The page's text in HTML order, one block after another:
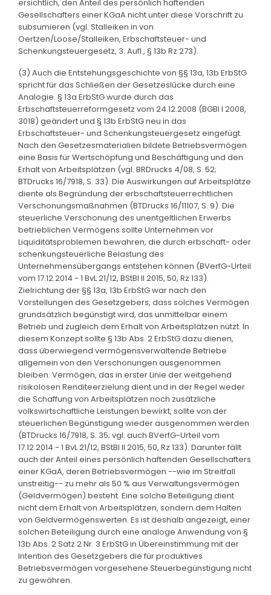
ersichtlich, den Anteil des persönlich haftenden
Gesellschafters einer KGaA nicht unter diese Vorschrift zu
subsumieren (vgl. Stalleiken in von
Oertzen/Loose/Stalleiken, Erbschaftsteuer- und
Schenkungsteuergesetz, 3. Aufl., § 13b Rz 273).
(3) Auch die Entstehungsgeschichte von §§ 13a, 13b ErbStG
spricht für das Schließen der Gesetzeslücke durch eine
Analogie. § 13a ErbStG wurde durch das
Erbschaftsteuerreformgesetz vom 24.12.2008 (BGBl I 2008,
3018) geändert und § 13b ErbStG neu in das
Erbschaftsteuer- und Schenkungsteuergesetz eingefügt.
Nach den Gesetzesmaterialien bildete Betriebsvermögen
eine Basis für Wertschöpfung und Beschäftigung und den
Erhalt von Arbeitsplätzen (vgl. BRDrucks 4/08, S. 52;
BTDrucks 16/7918, S. 33). Die Auswirkungen auf Arbeitsplätze
diente als Begründung der erbschaftsteuerrechtlichen
Verschonungsmaßnahmen (BTDrucks 16/11107, S. 9). Die
steuerliche Verschonung des unentgeltlichen Erwerbs
betrieblichen Vermögens sollte Unternehmen vor
Liquiditätsproblemen bewahren, die durch erbschaft- oder
schenkungsteuerliche Belastung des
Unternehmensübergangs entstehen können (BVerfG-Urteil
vom 17.12.2014 - 1 BvL 21/12, BStBl II 2015, 50, Rz 133).
Zielrichtung der §§ 13a, 13b ErbStG war nach den
Vorstellungen des Gesetzgebers, dass solches Vermögen
grundsätzlich begünstigt wird, das unmittelbar einem
Betrieb und zugleich dem Erhalt von Arbeitsplätzen nützt. In
diesem Konzept sollte § 13b Abs. 2 ErbStG dazu dienen,
dass überwiegend vermögensverwaltende Betriebe
allgemein von den Verschonungen ausgenommen
bleiben. Vermögen, das in erster Linie der weitgehend
risikolosen Renditeerzielung dient und in der Regel weder
die Schaffung von Arbeitsplätzen noch zusätzliche
volkswirtschaftliche Leistungen bewirkt, sollte von der
steuerlichen Begünstigung wieder ausgenommen werden
(BTDrucks 16/7918, S. 35; vgl. auch BVerfG-Urteil vom
17.12.2014 - 1 BvL 21/12, BStBl II 2015, 50, Rz 133). Darunter fällt
auch der Anteil eines persönlich haftenden Gesellschafters
einer KGaA, deren Betriebsvermögen --wie im Streitfall
unstreitig-- zu mehr als 50 % aus Verwaltungsvermögen
(Geldvermögen) besteht. Eine solche Beteiligung dient
nicht dem Erhalt von Arbeitsplätzen, sondern dem Halten
von Geldvermögenswerten. Es ist deshalb angezeigt, einer
solchen Beteiligung durch eine analoge Anwendung von §
13b Abs. 2 Satz 2 Nr. 3 ErbStG in Übereinstimmung mit der
Intention des Gesetzgebers die für produktives
Betriebsvermögen vorgesehene Steuerbegünstigung nicht
zu gewähren.